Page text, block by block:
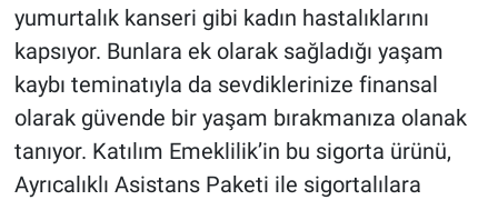
yumurtalık kanseri gibi kadın hastalıklarını
kapsıyor. Bunlara ek olarak sağladığı yaşam
kaybı teminatıyla da sevdiklerinize finansal
olarak güvende bir yaşam bırakmanıza olanak
tanıyor. Katılım Emeklilik’in bu sigorta ürünü,
Ayrıcalıklı Asistans Paketi ile sigortalılara